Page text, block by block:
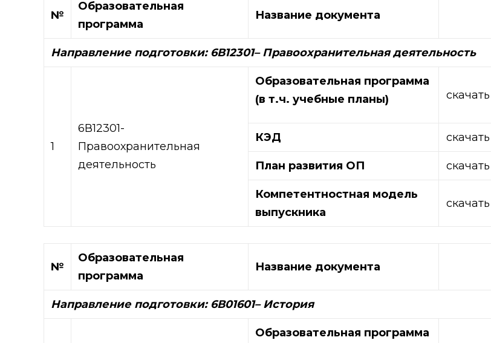
№
Образовательная
программа
Название документа
Направление подготовки: 6В12301– Правоохранительная деятельность
1
6В12301-
Правоохранительная
деятельность
Образовательная программа
(в т.ч. учебные планы)
скачать
КЭД скачать
План развития ОП скачать
Компетентностная модель
выпускника
скачать
№
Образовательная
программа
Название документа
Направление подготовки: 6В01601– История
Образовательная программа